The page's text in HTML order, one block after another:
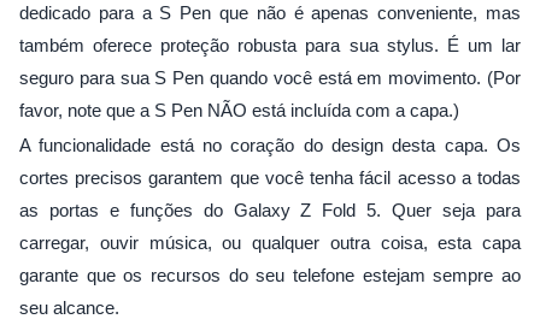
dedicado para a S Pen que não é apenas conveniente, mas
também oferece proteção robusta para sua stylus. É um lar
seguro para sua S Pen quando você está em movimento. (Por
favor, note que a S Pen NÃO está incluída com a capa.)
A funcionalidade está no coração do design desta capa. Os
cortes precisos garantem que você tenha fácil acesso a todas
as portas e funções do Galaxy Z Fold 5. Quer seja para
carregar, ouvir música, ou qualquer outra coisa, esta capa
garante que os recursos do seu telefone estejam sempre ao
seu alcance.